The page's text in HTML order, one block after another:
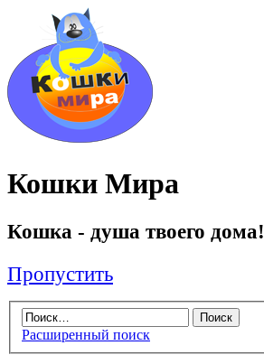
Кошки Мира
Кошка - душа твоего дома!
Пропустить
Расширенный поиск